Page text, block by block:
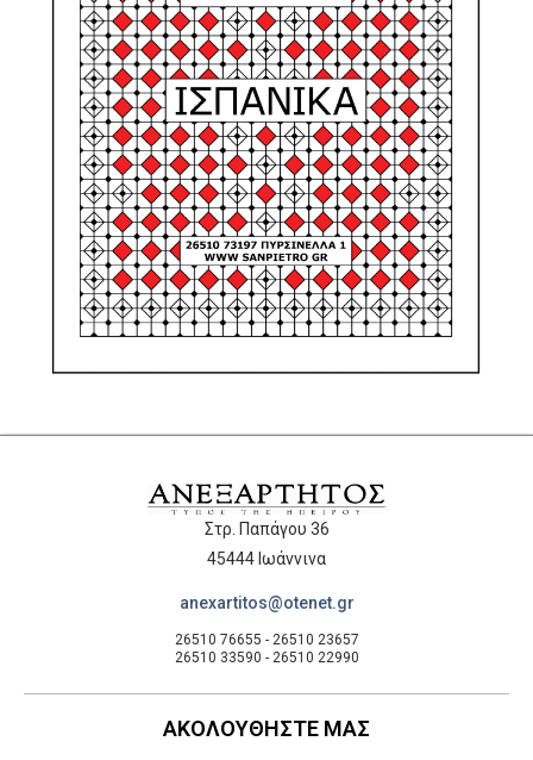
Στρ. Παπάγου 36
45444 Ιωάννινα
anexartitos@otenet.gr
26510 76655 - 26510 23657
26510 33590 - 26510 22990
ΑΚΟΛΟΥΘΗΣΤΕ ΜΑΣ